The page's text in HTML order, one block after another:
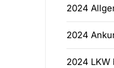
2024
2024
2024 LKW